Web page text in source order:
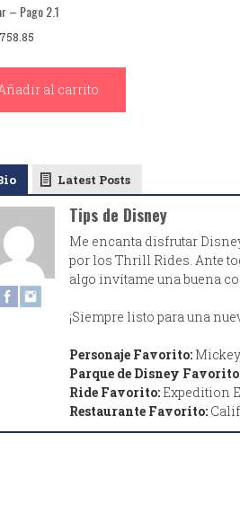
– Pago 2.1
758.85
al carrito
Latest Posts
Tips de Disney
Me encanta disfrutar
por los Thrill Rides. Ante
algo invítame una buena
¡Siempre listo para una
Personaje Favorito:
Parque de Disney
Ride Favorito: Expedition
Restaurante Favorito: